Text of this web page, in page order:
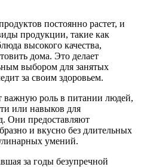
постоянно растет, и
продукции, такие как
высокого качества,
дома. Это делает
выбором для занятых
за своим здоровьем.
важную роль в питании людей,
или навыков для
Они предоставляют
и вкусно без длительных
умений.
за годы безупречной